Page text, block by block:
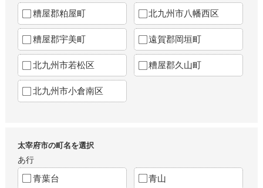
糟屋郡粕屋町 北九州市八幡西区
糟屋郡宇美町 遠賀郡岡垣町
北九州市若松区 糟屋郡久山町
北九州市小倉南区
太宰府市の町名を選択
あ行
青葉台 青山